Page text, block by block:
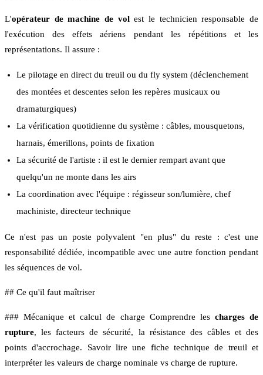
L'opérateur de machine de volest le technicien responsable de
l'exécution des effets aériens pendant les répétitions et les
représentations. Il assure :
Le pilotage en direct du treuil ou du fly system (déclenchement
des montées et descentes selon les repères musicaux ou
dramaturgiques)
La vérification quotidienne du système : câbles, mousquetons,
harnais, émerillons, points de fixation
La sécurité de l'artiste : il est le dernier rempart avant que
quelqu'un ne monte dans les airs
La coordination avec l'équipe : régisseur son/lumière, chef
machiniste, directeur technique
Ce n'est pas un poste polyvalent "en plus" du reste : c'est une
responsabilité dédiée, incompatible avec une autre fonction pendant
les séquences de vol.
## Ce qu'il faut maîtriser
### Mécanique et calcul de charge Comprendre les charges de
rupture, les facteurs de sécurité, la résistance des câbles et des
points d'accrochage. Savoir lire une fiche technique de treuil et
interpréter les valeurs de charge nominale vs charge de rupture.